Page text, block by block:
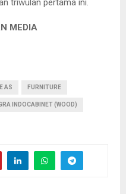
triwulan pertama ini.
MEDIA
AS FURNITURE
INDOCABINET (WOOD)